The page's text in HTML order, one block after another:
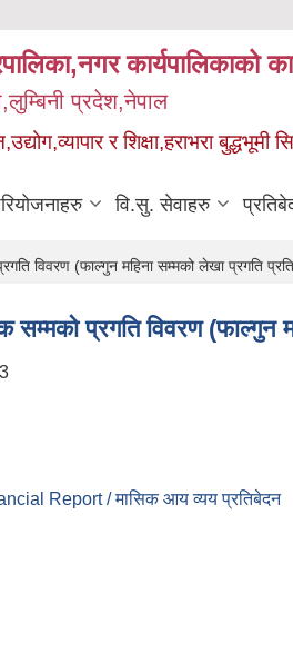
कार्यपालिकाको
प्रदेश,नेपाल
र शिक्षा,हराभरा बुद्धभूमी
वि.सु. सेवाहरु
विवरण (फाल्गुन महिना सम्मको लेखा प्रगति
प्रगति विवरण (फाल्गुन
Report / मासिक आय व्यय प्रतिबेदन